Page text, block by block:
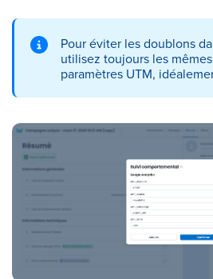
Pour éviter les doublons
utilisez toujours les
paramètres UTM,